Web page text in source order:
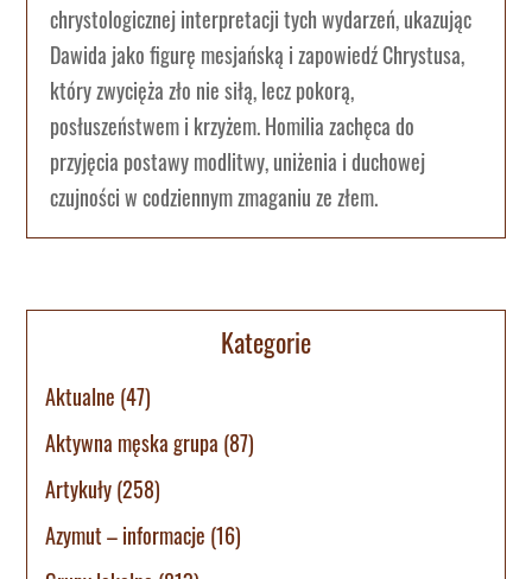
chrystologicznej interpretacji tych wydarzeń, ukazując
Dawida jako figurę mesjańską i zapowiedź Chrystusa,
który zwycięża zło nie siłą, lecz pokorą,
posłuszeństwem i krzyżem. Homilia zachęca do
przyjęcia postawy modlitwy, uniżenia i duchowej
czujności w codziennym zmaganiu ze złem.
Kategorie
Aktualne (47)
Aktywna męska grupa (87)
Artykuły(258)
Azymut – informacje (16)